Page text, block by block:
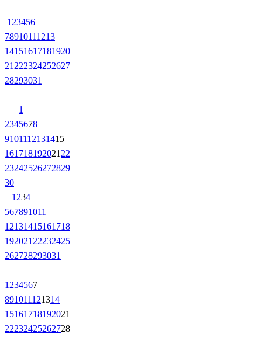
1 23456
78910111213
14151617181920
21 222324252627
28293031
1
2345678
9101112131415
161718192021 22
23242526272829
30
1 234
567891011
12131415161718
192021 22232425
262728293031
1 234567
891011121314
15161718192021
22232425262728